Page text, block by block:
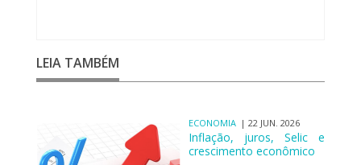
LEIA TAMBÉM
ECONOMIA | 22 JUN. 2026
Inflação, juros, Selic e
crescimento econômico